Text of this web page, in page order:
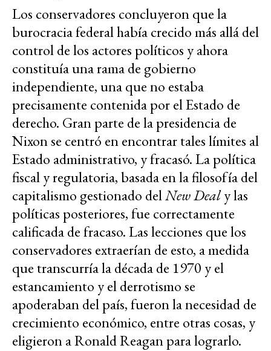
Los conservadores concluyeron que la
burocracia federal había crecido más allá del
control de los actores políticos y ahora
constituía una rama de gobierno
independiente, una que no estaba
precisamente contenida por el Estado de
derecho. Gran parte de la presidencia de
Nixon se centró en encontrar tales límites al
Estado administrativo, y fracasó. La política
fiscal y regulatoria, basada en la filosofía del
capitalismo gestionado delNew Dealy las
políticas posteriores, fue correctamente
calificada de fracaso. Las lecciones que los
conservadores extraerían de esto, a medida
que transcurría la década de 1970 y el
estancamiento y el derrotismo se
apoderaban del país, fueron la necesidad de
crecimiento económico, entre otras cosas, y
eligieron a Ronald Reagan para lograrlo.